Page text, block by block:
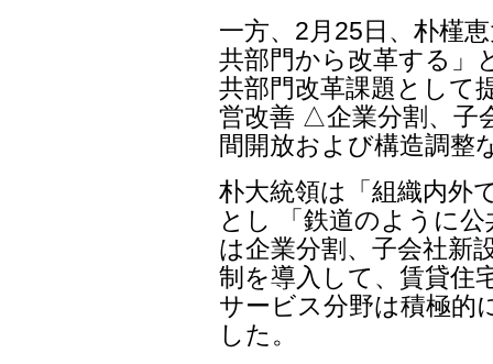
一方、2月25日、朴槿
共部門から改革する」
共部門改革課題として
営改善 △企業分割、子
間開放および構造調整
朴大統領は「組織内外
とし 「鉄道のように
は企業分割、子会社新
制を導入して、賃貸住
サービス分野は積極的
した。